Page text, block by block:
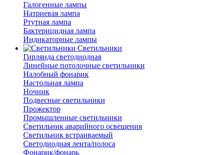
Галогенные лампы
Натриевая лампа
Ртутная лампа
Бактерицидная лампа
Индикаторные лампы
Светильники
Гирлянда светодиодная
Линейные потолочные светильники
Налобный фонарик
Настольная лампа
Ночник
Подвесные светильники
Прожектор
Промышленные светильники
Светильник аварийного освещения
Светильник встраиваемый
Светодиодная лента/полоса
Фонарик/фонарь